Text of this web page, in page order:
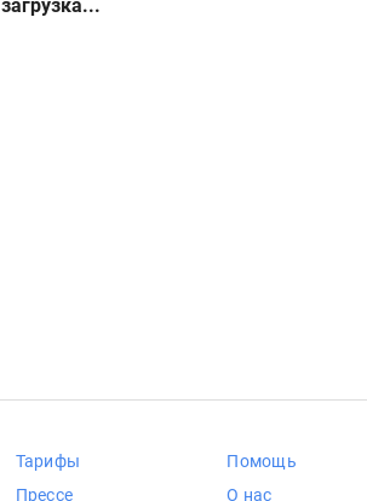
загрузка...
Тарифы
Прессе
Помощь
О нас